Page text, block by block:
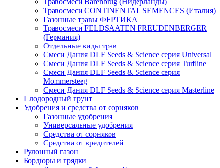
Травосмеси Barenbrug (Нидерланды)
Травосмеси CONTINENTAL SEMENCES (Италия)
Газонные травы ФЕРТИКА
Травосмеси FELDSAATEN FREUDENBERGER
(Германия)
Отдельные виды трав
Смеси Дания DLF Seeds & Sciеnce серия Universal
Смеси Дания DLF Seeds & Sciеnce серия Turfline
Смеси Дания DLF Seeds & Sciеnce серия
Mommersteeg
Смеси Дания DLF Seeds & Sciеnce серия Masterline
Плодородный грунт
Удобрения и средства от сорняков
Газонные удобрения
Универсальные удобрения
Средства от сорняков
Средства от вредителей
Рулонный газон
Бордюры и грядки